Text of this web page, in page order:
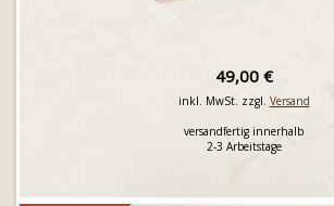
49,00 €
inkl. MwSt. zzgl. Versand
versandfertig innerhalb
2-3 Arbeitstage